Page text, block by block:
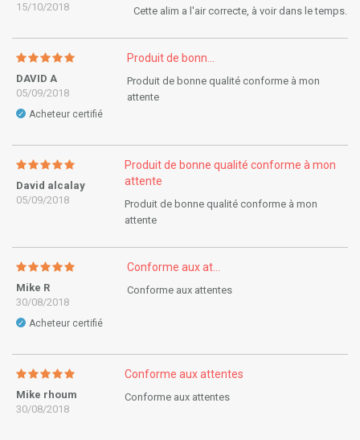
15/10/2018
Cette alim a l'air correcte, à voir dans le temps.
DAVID A
05/09/2018
✓ Acheteur certifié
Produit de bonn...
Produit de bonne qualité conforme à mon
attente
David alcalay
05/09/2018
Produit de bonne qualité conforme à mon
attente
Produit de bonne qualité conforme à mon
attente
Mike R
30/08/2018
✓ Acheteur certifié
Conforme aux at...
Conforme aux attentes
Mike rhoum
30/08/2018
Conforme aux attentes
Conforme aux attentes